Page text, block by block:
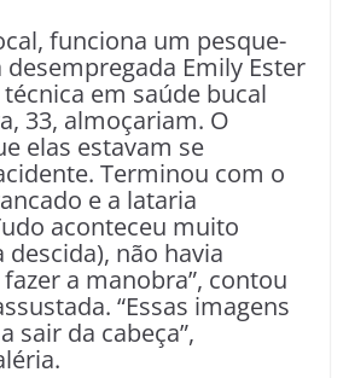
funciona um pesque-
desempregada Emily Ester
técnica em saúde bucal
33, almoçariam. O
elas estavam se
Terminou com o
e a lataria
aconteceu muito
descida), não havia
a manobra”, contou
“Essas imagens
sair da cabeça”,